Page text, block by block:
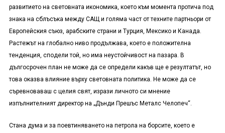
развитието на световната икономика, което към момента протича под
знака на сблъсъка между САЩ и голяма част от техните партньори от
Европейския съюз, арабските страни и Турция, Мексико и Канада.
Растежът на глобално ниво продължава, което е положителна
тенденция, сподели той, но има неустойчивост на пазара. В
дългосрочен план не може да се определи какъв ще е резултатът, но
това оказва влияние върху световната политика. Не може да се
съревноваваш с целия свят, изрази личното си мнение
изпълнителният директор на „Дънди Прешъс Металс Челопеч“.
Стана дума и за поевтиняването на петрола на борсите, което е